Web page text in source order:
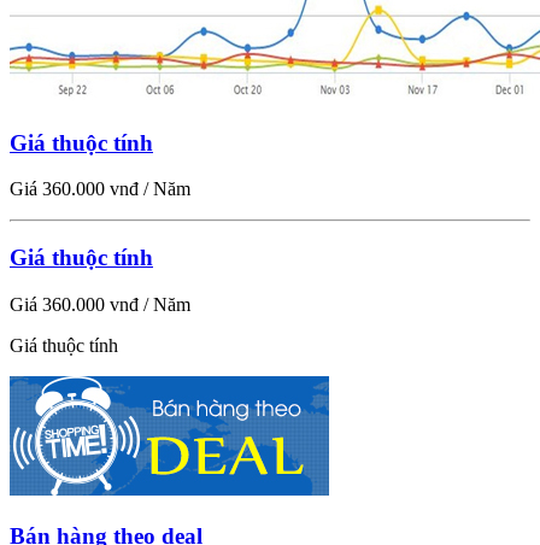
Giá thuộc tính
Giá 360.000 vnđ / Năm
Giá thuộc tính
Giá 360.000 vnđ / Năm
Giá thuộc tính
Bán hàng theo deal